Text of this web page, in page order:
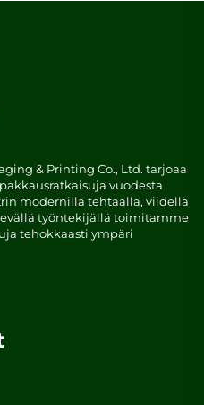
& Printing Co., Ltd. tarjoaa
vuodesta
modernilla tehtaalla, viidellä
työntekijällä toimitamme
tehokkaasti ympäri